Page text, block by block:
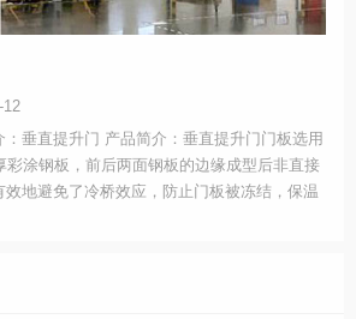
12
：垂直提升门 产品简介：垂直提升门门板选用
彩涂钢板，前后两面钢板的边缘成型后非直接
效地避免了冷桥效应，防止门板被冻结，保温